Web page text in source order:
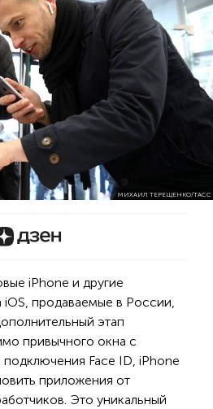
МИХАИЛ ТЕРЕЩЕНКО/ТАСС
iPhone и другие
iOS, продаваемые в России,
этап
привычного окна с
Face ID, iPhone
приложения от
Это уникальный